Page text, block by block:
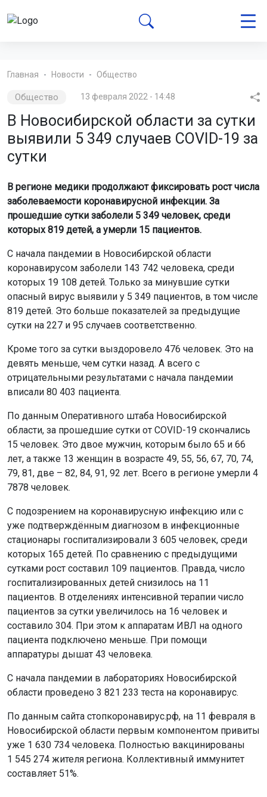
Главная Новости Общество
Общество 13 февраля 2022 - 14:48
В Новосибирской области за сутки
выявили 5 349 случаев COVID-19 за
сутки
В регионе медики продолжают фиксировать рост числа
заболеваемости коронавирусной инфекции. За
прошедшие сутки заболели 5 349 человек, среди
которых 819 детей, а умерли 15 пациентов.
С начала пандемии в Новосибирской области
коронавирусом заболели 143 742 человека, среди
которых 19 108 детей. Только за минувшие сутки
опасный вирус выявили у 5 349 пациентов, в том числе
819 детей. Это больше показателей за предыдущие
сутки на 227 и 95 случаев соответственно.
Кроме того за сутки выздоровело 476 человек. Это на
девять меньше, чем сутки назад. А всего с
отрицательными результатами с начала пандемии
вписали 80 403 пациента.
По данным Оперативного штаба Новосибирской
области, за прошедшие сутки от COVID-19 скончались
15 человек. Это двое мужчин, которым было 65 и 66
лет, а также 13 женщин в возрасте 49, 55, 56, 67, 70, 74,
79, 81, две – 82, 84, 91, 92 лет. Всего в регионе умерли 4
7878 человек.
С подозрением на коронавирусную инфекцию или с
уже подтверждённым диагнозом в инфекционные
стационары госпитализировали 3 605 человек, среди
которых 165 детей. По сравнению с предыдущими
сутками рост составил 109 пациентов. Правда, число
госпитализированных детей снизилось на 11
пациентов. В отделениях интенсивной терапии число
пациентов за сутки увеличилось на 16 человек и
составило 304. При этом к аппаратам ИВЛ на одного
пациента подключено меньше. При помощи
аппаратуры дышат 43 человека.
С начала пандемии в лабораториях Новосибирской
области проведено 3 821 233 теста на коронавирус.
По данным сайта стопкоронавирус.рф, на 11 февраля в
Новосибирской области первым компонентом привиты
уже 1 630 734 человека. Полностью вакцинированы
1 545 274 жителя региона. Коллективный иммунитет
составляет 51%.